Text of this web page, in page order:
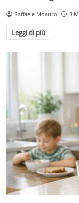
Raffaele Moauro 3
Leggi di più